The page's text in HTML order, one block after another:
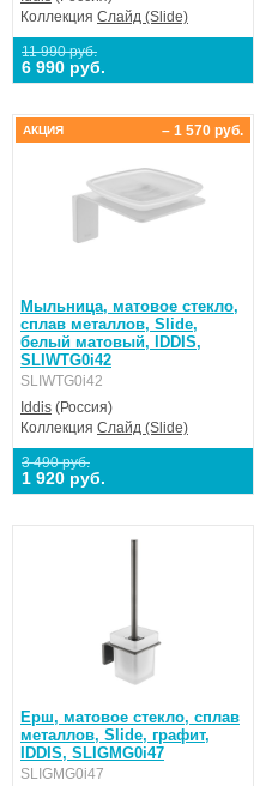
Коллекция Слайд (Slide)
11 990 руб.
6 990 руб.
Мыльница, матовое стекло,
сплав металлов, Slide,
белый матовый, IDDIS,
SLIWTG0i42
SLIWTG0i42
Iddis (Россия)
Коллекция Слайд (Slide)
3 490 руб.
1 920 руб.
– 1 570 руб.
АКЦИЯ
Ерш, матовое стекло, сплав
металлов, Slide, графит,
IDDIS, SLIGMG0i47
SLIGMG0i47